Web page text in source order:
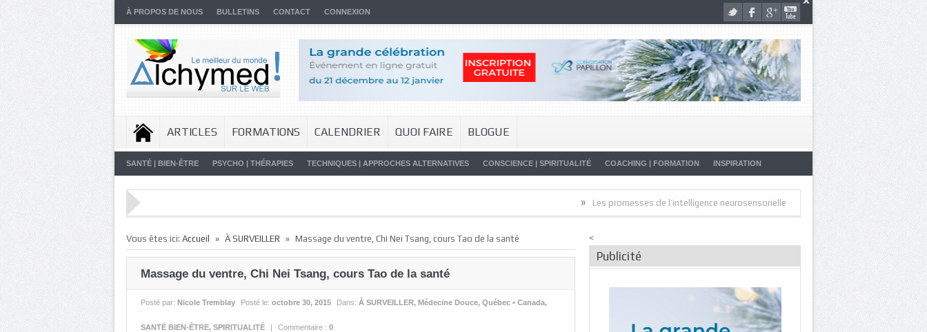
À PROPOS DE NOUS BULLETINS CONTACT CONNEXION
ARTICLES FORMATIONS CALENDRIER QUOI FAIRE BLOGUE
SANTÉ | BIEN-ÊTRE PSYCHO | THÉRAPIES TECHNIQUES | APPROCHES ALTERNATIVES CONSCIENCE | SPIRITUALITÉ COACHING | FORMATION INSPIRATION
Les promesses de l’intelligence neurosensorielle » Artistes de la Vie » Malade…
Vous êtes ici: Accueil » À SURVEILLER » Massage du ventre, Chi Nei Tsang, cours Tao de la santé
Massage du ventre, Chi Nei Tsang, cours Tao de la santé
Posté par: Nicole Tremblay Posté le: octobre 30, 2015 Dans: À SURVEILLER, Médecine Douce, Québec • Canada,
SANTÉ BIEN-ÊTRE, SPIRITUALITÉ | Commentaire : 0
<
Publicité